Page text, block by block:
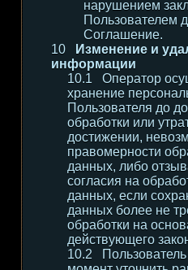
нарушением
Пользователем
Соглашение.
Изменение и
информации
Оператор
хранение
Пользователя до
обработки или
достижении,
правомерности
данных, либо
согласия на
данных, если
данных более не
обработки на
действующего